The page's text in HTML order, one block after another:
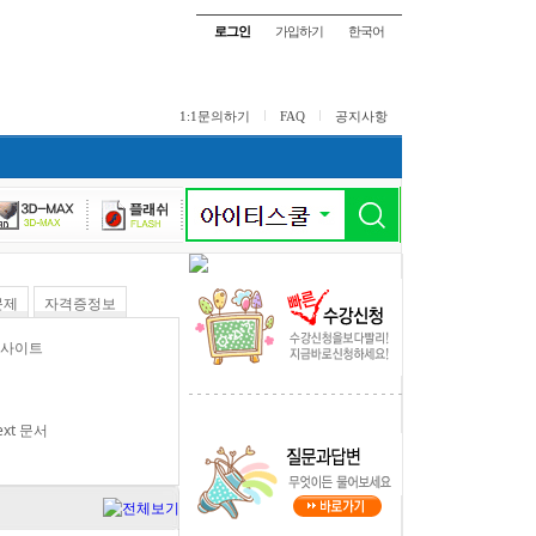
로그인 가입하기 한국어
1:1문의하기 FAQ 공지사항
자격증정보
이트
문서